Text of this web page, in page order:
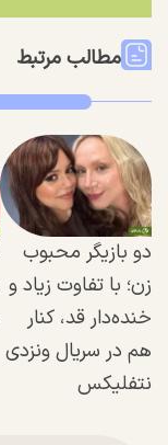
مطالب مرتبط
دو بازیگر محبوب
زن؛ با تفاوت زیاد و
خنده‌دار قد، کنار
هم در سریال ونزدی
نتفلیکس